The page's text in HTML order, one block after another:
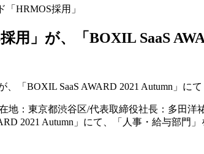
HRMOS採用」
用」が、「BOXIL SaaS
地：東京都渋谷区/代表取締役社長：多田
2021 Autumn」にて、「人事・給与部門